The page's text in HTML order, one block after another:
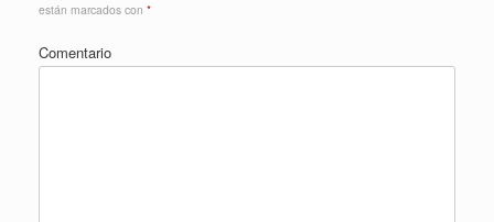
están marcados con *
Comentario